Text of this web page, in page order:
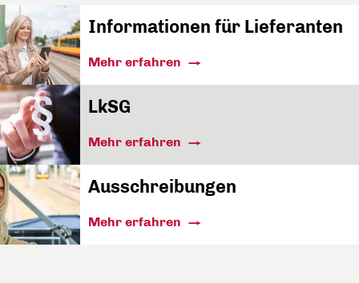
Informationen für Lieferanten
Mehr erfahren
LkSG
Mehr erfahren
Ausschreibungen
Mehr erfahren